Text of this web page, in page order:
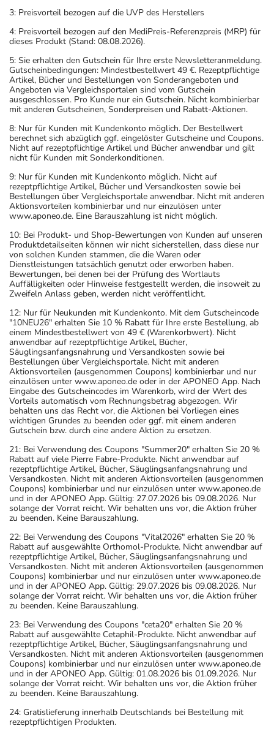
3: Preisvorteil bezogen auf die UVP des Herstellers
4: Preisvorteil bezogen auf den MediPreis-Referenzpreis (MRP) für
dieses Produkt (Stand: 08.08.2026).
5: Sie erhalten den Gutschein für Ihre erste Newsletteranmeldung.
Gutscheinbedingungen: Mindestbestellwert 49 €. Rezeptpflichtige
Artikel, Bücher und Bestellungen von Sonderangeboten und
Angeboten via Vergleichsportalen sind vom Gutschein
ausgeschlossen. Pro Kunde nur ein Gutschein. Nicht kombinierbar
mit anderen Gutscheinen, Sonderpreisen und Rabatt-Aktionen.
8: Nur für Kunden mit Kundenkonto möglich. Der Bestellwert
berechnet sich abzüglich ggf. eingelöster Gutscheine und Coupons.
Nicht auf rezeptpflichtige Artikel und Bücher anwendbar und gilt
nicht für Kunden mit Sonderkonditionen.
9: Nur für Kunden mit Kundenkonto möglich. Nicht auf
rezeptpflichtige Artikel, Bücher und Versandkosten sowie bei
Bestellungen über Vergleichsportale anwendbar. Nicht mit anderen
Aktionsvorteilen kombinierbar und nur einzulösen unter
www.aponeo.de. Eine Barauszahlung ist nicht möglich.
10: Bei Produkt- und Shop-Bewertungen von Kunden auf unseren
Produktdetailseiten können wir nicht sicherstellen, dass diese nur
von solchen Kunden stammen, die die Waren oder
Dienstleistungen tatsächlich genutzt oder erworben haben.
Bewertungen, bei denen bei der Prüfung des Wortlauts
Auffälligkeiten oder Hinweise festgestellt werden, die insoweit zu
Zweifeln Anlass geben, werden nicht veröffentlicht.
12: Nur für Neukunden mit Kundenkonto. Mit dem Gutscheincode
"10NEU26" erhalten Sie 10 % Rabatt für Ihre erste Bestellung, ab
einem Mindestbestellwert von 49 € (Warenkorbwert). Nicht
anwendbar auf rezeptpflichtige Artikel, Bücher,
Säuglingsanfangsnahrung und Versandkosten sowie bei
Bestellungen über Vergleichsportale. Nicht mit anderen
Aktionsvorteilen (ausgenommen Coupons) kombinierbar und nur
einzulösen unter www.aponeo.de oder in der APONEO App. Nach
Eingabe des Gutscheincodes im Warenkorb, wird der Wert des
Vorteils automatisch vom Rechnungsbetrag abgezogen. Wir
behalten uns das Recht vor, die Aktionen bei Vorliegen eines
wichtigen Grundes zu beenden oder ggf. mit einem anderen
Gutschein bzw. durch eine andere Aktion zu ersetzen.
21: Bei Verwendung des Coupons "Summer20" erhalten Sie 20 %
Rabatt auf viele Pierre Fabre-Produkte. Nicht anwendbar auf
rezeptpflichtige Artikel, Bücher, Säuglingsanfangsnahrung und
Versandkosten. Nicht mit anderen Aktionsvorteilen (ausgenommen
Coupons) kombinierbar und nur einzulösen unter www.aponeo.de
und in der APONEO App. Gültig: 27.07.2026 bis 09.08.2026. Nur
solange der Vorrat reicht. Wir behalten uns vor, die Aktion früher
zu beenden. Keine Barauszahlung.
22: Bei Verwendung des Coupons "Vital2026" erhalten Sie 20 %
Rabatt auf ausgewählte Orthomol-Produkte. Nicht anwendbar auf
rezeptpflichtige Artikel, Bücher, Säuglingsanfangsnahrung und
Versandkosten. Nicht mit anderen Aktionsvorteilen (ausgenommen
Coupons) kombinierbar und nur einzulösen unter www.aponeo.de
und in der APONEO App. Gültig: 29.07.2026 bis 09.08.2026. Nur
solange der Vorrat reicht. Wir behalten uns vor, die Aktion früher
zu beenden. Keine Barauszahlung.
23: Bei Verwendung des Coupons "ceta20" erhalten Sie 20 %
Rabatt auf ausgewählte Cetaphil-Produkte. Nicht anwendbar auf
rezeptpflichtige Artikel, Bücher, Säuglingsanfangsnahrung und
Versandkosten. Nicht mit anderen Aktionsvorteilen (ausgenommen
Coupons) kombinierbar und nur einzulösen unter www.aponeo.de
und in der APONEO App. Gültig: 01.08.2026 bis 01.09.2026. Nur
solange der Vorrat reicht. Wir behalten uns vor, die Aktion früher
zu beenden. Keine Barauszahlung.
24: Gratislieferung innerhalb Deutschlands bei Bestellung mit
rezeptpflichtigen Produkten.